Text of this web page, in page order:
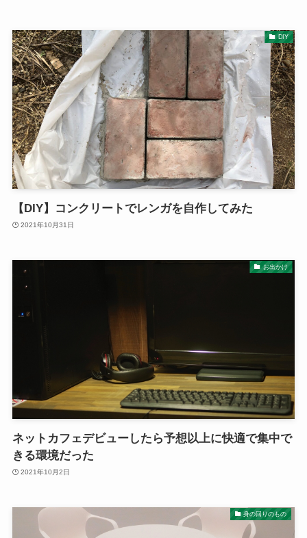
DIY
【DIY】コンクリートでレンガを自作してみた
2021年10月31日
お出かけ
ネットカフェデビューしたら予想以上に快適で集中で
きる環境だった
2021年10月2日
身の回りのもの